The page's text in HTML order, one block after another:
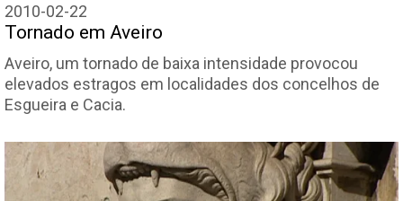
2010-02-22
Tornado em Aveiro
Aveiro, um tornado de baixa intensidade provocou
elevados estragos em localidades dos concelhos de
Esgueira e Cacia.